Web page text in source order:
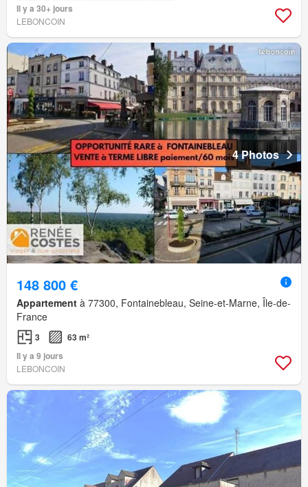
Il y a 30+ jours
LEBONCOIN
4 Photos
148 800 €
Appartement à 77300, Fontainebleau, Seine-et-Marne, Île-de-
France
3
63 m²
Il y a 9 jours
LEBONCOIN